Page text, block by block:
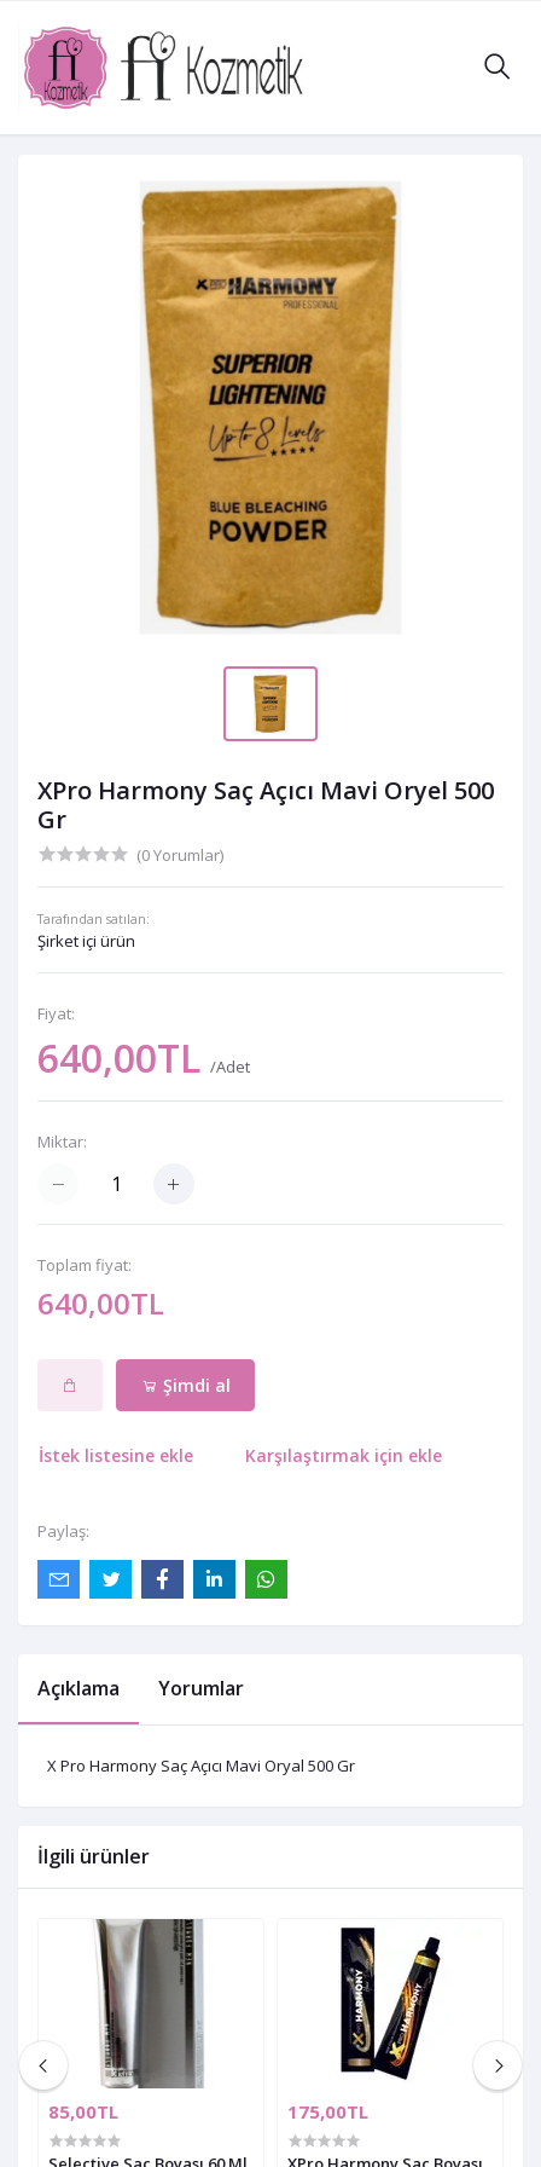
XPro Harmony Saç Açıcı Mavi Oryel 500
Gr
(0 Yorumlar)
Tarafından satılan:
Şirket içi ürün
Fiyat:
640,00TL /Adet
Miktar:
Toplam fiyat:
640,00TL
Şimdi al
İstek listesine ekle Karşılaştırmak için ekle
Paylaş:
Açıklama Yorumlar
X Pro Harmony Saç Açıcı Mavi Oryal 500 Gr
İlgili ürünler
85,00TL 175,00TL